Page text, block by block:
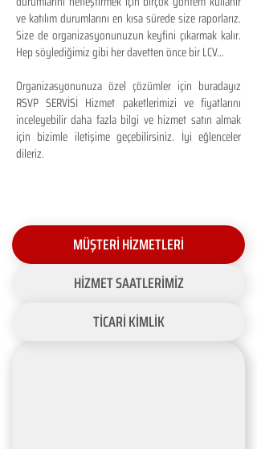
ve katılım durumlarını en kısa sürede size raporlarız.
Size de organizasyonunuzun keyfini çıkarmak kalır.
Hep söylediğimiz gibi her davetten önce bir LCV...
Organizasyonunuza özel çözümler için buradayız
RSVP SERVİSİ Hizmet paketlerimizi ve fiyatlarını
inceleyebilir daha fazla bilgi ve hizmet satın almak
için bizimle iletişime geçebilirsiniz. İyi eğlenceler
dileriz.
MÜŞTERİ HİZMETLERİ
HİZMET SAATLERİMİZ
TİCARİ KİMLİK